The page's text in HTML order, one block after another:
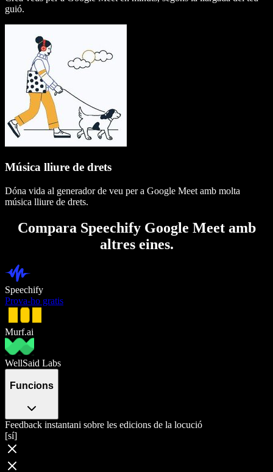
guió.
Música lliure de drets
Dóna vida al generador de veu per a Google Meet amb molta
música lliure de drets.
Compara Speechify Google Meet amb
altres eines.
Speechify
Prova-ho gratis
Murf.ai
WellSaid Labs
Funcions
Feedback instantani sobre les edicions de la locució
[sí]